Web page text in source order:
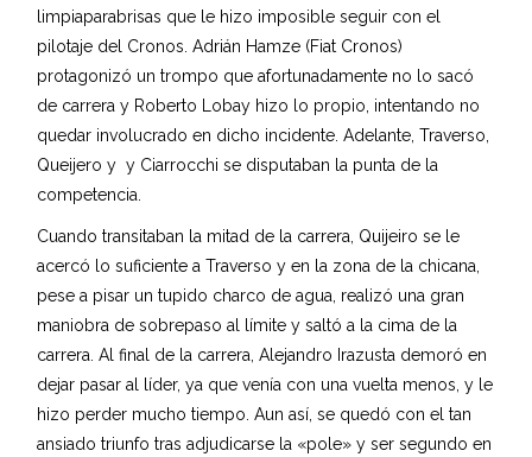
limpiaparabrisas que le hizo imposible seguir con el
pilotaje del Cronos. Adrián Hamze (Fiat Cronos)
protagonizó un trompo que afortunadamente no lo sacó
de carrera y Roberto Lobay hizo lo propio, intentando no
quedar involucrado en dicho incidente. Adelante, Traverso,
Queijero y y Ciarrocchi se disputaban la punta de la
competencia.
Cuando transitaban la mitad de la carrera, Quijeiro se le
acercó lo suficiente a Traverso y en la zona de la chicana,
pese a pisar un tupido charco de agua, realizó una gran
maniobra de sobrepaso al límite y saltó a la cima de la
carrera. Al final de la carrera, Alejandro Irazusta demoró en
dejar pasar al líder, ya que venía con una vuelta menos, y le
hizo perder mucho tiempo. Aun así, se quedó con el tan
ansiado triunfo tras adjudicarse la «pole» y ser segundo en